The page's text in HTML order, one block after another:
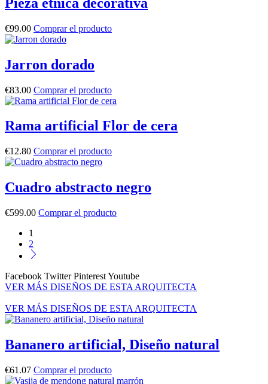
€99.00 Comprar el producto
Jarron dorado
€83.00 Comprar el producto
Rama artificial Flor de cera
€12.80 Comprar el producto
Cuadro abstracto negro
€599.00 Comprar el producto
1
2
Facebook Twitter PinterestYoutube
VER MÁS DISEÑOS DE ESTA ARQUITECTA
VER MÁS DISEÑOS DE ESTA ARQUITECTA
Bananero artificial, Diseño natural
€61.07 Comprar el producto